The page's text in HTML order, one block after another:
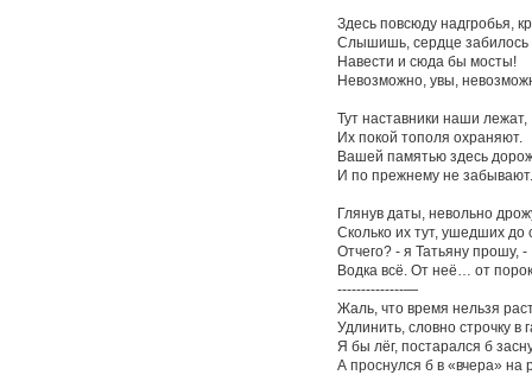
Здесь повсюду надгробья,
Слышишь, сердце забилось
Навести и сюда бы мосты!
Невозможно, увы,
Тут наставники наши лежат,
Их покой тополя охраняют.
Вашей памятью здесь
И по прежнему не забывают.
Глянув даты, невольно
Сколько их тут, ушедших до
Отчего? - я Татьяну прошу, -
Водка всё. От неё… от
--------------—
Жаль, что время нельзя
Удлинить, словно строчку в
Я бы лёг, постарался б
А проснулся б в «вчера» на